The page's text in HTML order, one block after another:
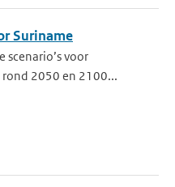
Suriname
scenario’s voor
2050 en 2100...